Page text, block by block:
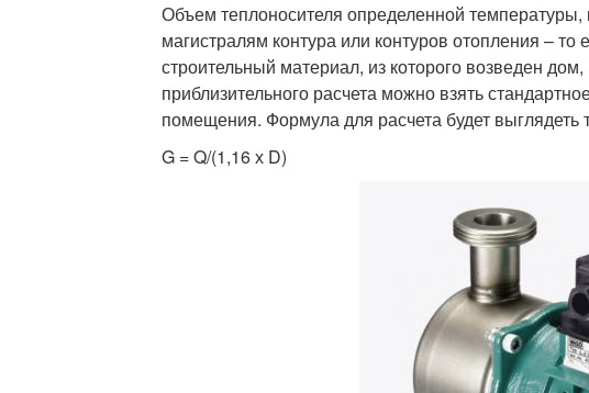
Объем теплоносителя определенной
магистралям контура или контуров отопления –
строительный материал, из которого возведен
приблизительного расчета можно взять
помещения. Формула для расчета будет выглядеть
G = Q/(1,16 х D)